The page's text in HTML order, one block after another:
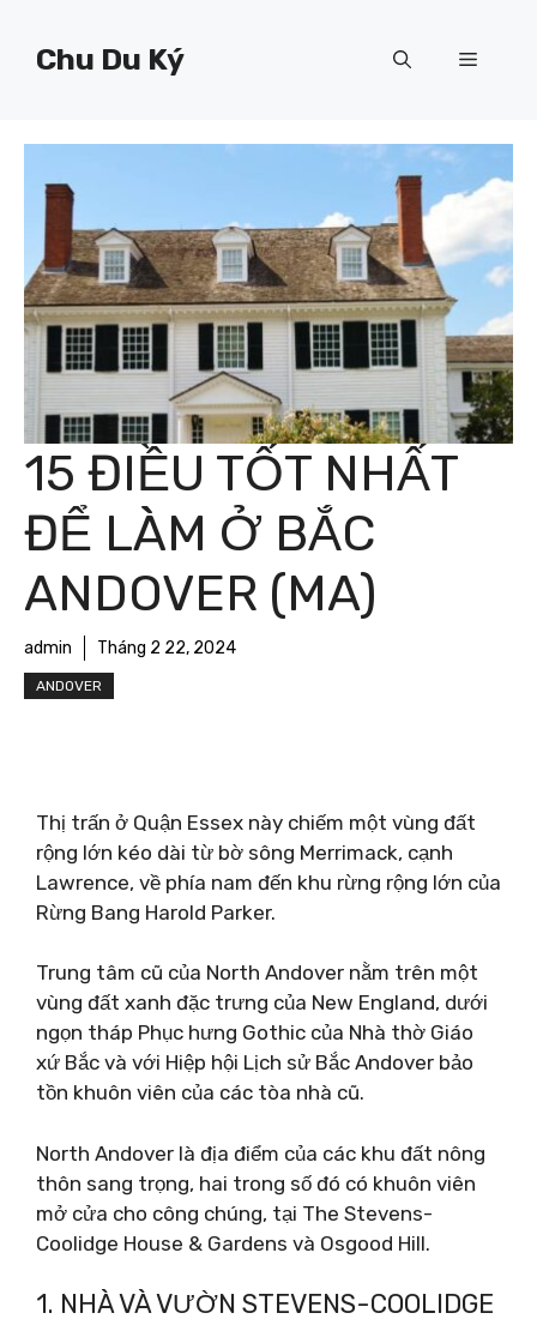
Chu Du Ký Menu
15 ĐIỀU TỐT NHẤT
ĐỂ LÀM Ở BẮC
ANDOVER (MA)
admin Tháng 2 22, 2024
ANDOVER
Thị trấn ở Quận Essex này chiếm một vùng đất
rộng lớn kéo dài từ bờ sông Merrimack, cạnh
Lawrence, về phía nam đến khu rừng rộng lớn của
Rừng Bang Harold Parker.
Trung tâm cũ của North Andover nằm trên một
vùng đất xanh đặc trưng của New England, dưới
ngọn tháp Phục hưng Gothic của Nhà thờ Giáo
xứ Bắc và với Hiệp hội Lịch sử Bắc Andover bảo
tồn khuôn viên của các tòa nhà cũ.
North Andover là địa điểm của các khu đất nông
thôn sang trọng, hai trong số đó có khuôn viên
mở cửa cho công chúng, tại The Stevens-
Coolidge House & Gardens và Osgood Hill.
1. NHÀ VÀ VƯỜN STEVENS-COOLIDGE